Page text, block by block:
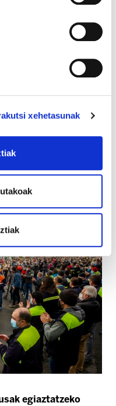
xehetasunak
publifikatzea
funtsezko
egiaztatzeko